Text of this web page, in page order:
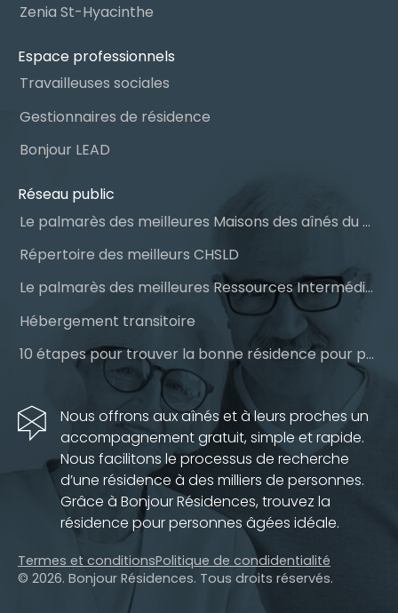
Zenia St-Hyacinthe
Espace professionnels
Travailleuses sociales
Gestionnaires de résidence
Bonjour LEAD
Réseau public
Le palmarès des meilleures Maisons des aînés du Québec
Répertoire des meilleurs CHSLD
Le palmarès des meilleures Ressources Intermédiaires (RI)
Hébergement transitoire
10 étapes pour trouver la bonne résidence pour personnes âgées
Nous offrons aux aînés et à leurs proches un
accompagnement gratuit, simple et rapide.
Nous facilitons le processus de recherche
d’une résidence à des milliers de personnes.
Grâce à Bonjour Résidences, trouvez la
résidence pour personnes âgées idéale.
Termes et conditionsPolitique de condidentialité
© 2026. Bonjour Résidences. Tous droits réservés.